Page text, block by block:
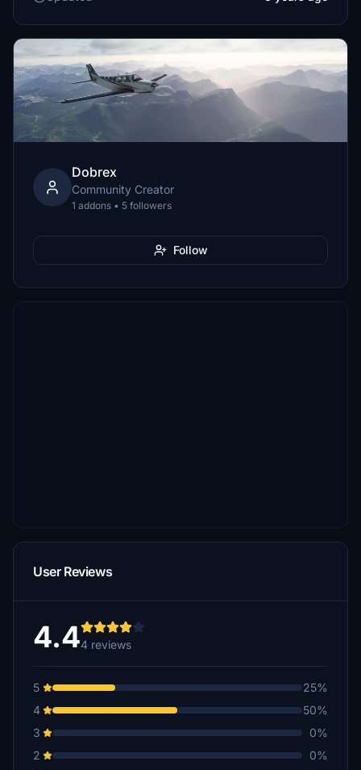
Dobrex
Community Creator
1 addons • 5 followers
Follow
User Reviews
4.44 reviews
5
25%
4
50%
3
0%
2
0%